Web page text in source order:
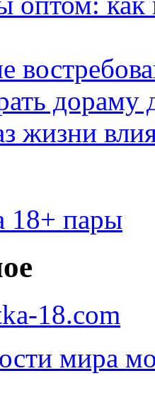
дораму
жизни
18+ пары
18.com
мира